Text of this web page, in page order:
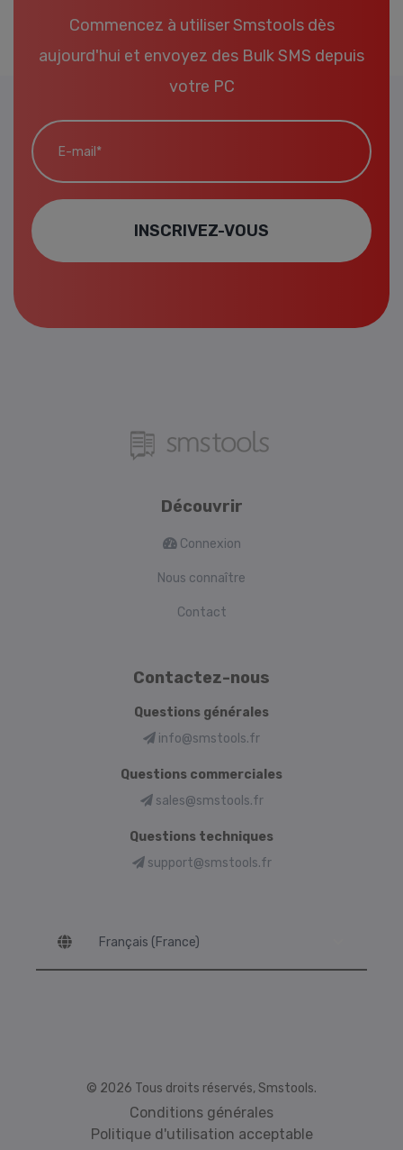
Commencez à utiliser Smstools dès
aujourd'hui et envoyez des Bulk SMS depuis
votre PC
E-mail*
INSCRIVEZ-VOUS
Découvrir
Connexion
Nous connaître
Contact
Contactez-nous
Questions générales
info@smstools.fr
Questions commerciales
sales@smstools.fr
Questions techniques
support@smstools.fr
© 2026 Tous droits réservés, Smstools.
Conditions générales
Politique d'utilisation acceptable